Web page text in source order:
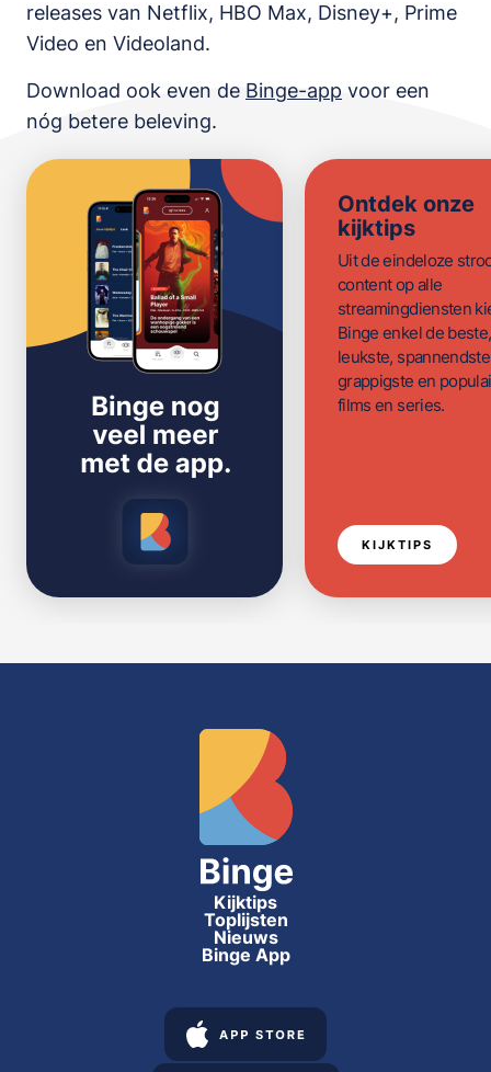
releases van Netflix, HBO Max, Disney+, Prime
Video en Videoland.
Download ook even de Binge-app voor een
nóg betere beleving.
Ontdek onze
kijktips
Uit de eindeloze
content op alle
streamingdiensten
Binge enkel de beste,
leukste,
grappigste en
films en series.
KIJKTIPS
Kijktips
Toplijsten
Nieuws
Binge App